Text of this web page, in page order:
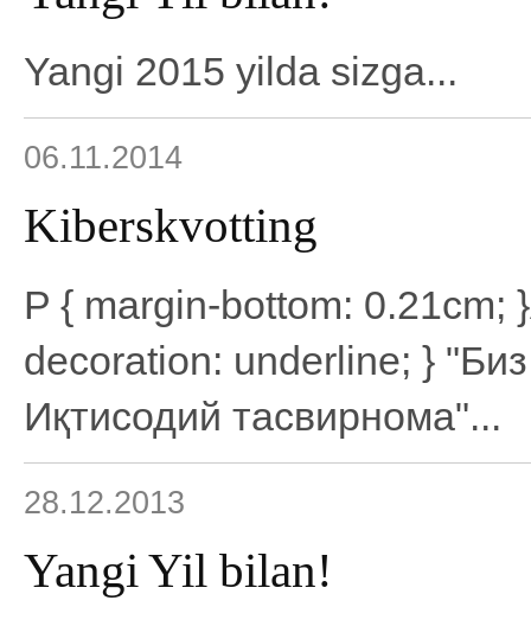
Yangi 2015 yilda sizga...
06.11.2014
Kiberskvotting
P { margin-bottom: 0.21cm;
decoration: underline; }
Иқтисодий тасвирнома"...
28.12.2013
Yangi Yil bilan!